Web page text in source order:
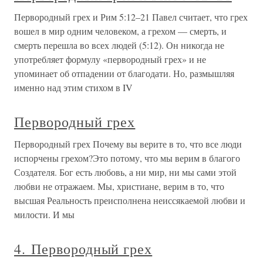
Первородный грех и Рим 5:12–21 Павел считает, что грех
вошел в мир одним человеком, а грехом — смерть, и
смерть перешла во всех людей (5:12). Он никогда не
употребляет формулу «первородный грех» и не
упоминает об отпадении от благодати. Но, размышляя
именно над этим стихом в IV
Первородный грех
Первородный грех Почему вы верите в то, что все люди
испорчены грехом?Это потому, что мы верим в благого
Создателя. Бог есть любовь, а ни мир, ни мы сами этой
любви не отражаем. Мы, христиане, верим в то, что
высшая Реальность преисполнена неиссякаемой любви и
милости. И мы
4. Первородный грех